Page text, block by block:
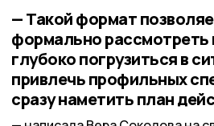
— Такой формат
формально рассмотреть
глубоко погрузиться в
привлечь профильных
сразу наметить план